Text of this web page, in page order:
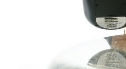
Bewegungsablauf und Phasen
Beim WaterRower führt jeder
vom Paddel bewegt, bzw.
von Anfang an ein sehr hoher